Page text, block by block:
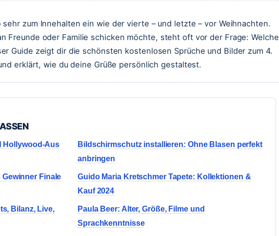
zum Innehalten ein wie der vierte – und letzte – vor Weihnachten.
Freunde oder Familie schicken möchte, steht oft vor der Frage: Welche
Guide zeigt dir die schönsten kostenlosen Sprüche und Bilder zum 4.
erklärt, wie du deine Grüße persönlich gestaltest.
Hollywood-Aus
Bildschirmschutz installieren: Ohne Blasen perfekt
anbringen
Gewinner Finale
Guido Maria Kretschmer Tapete: Kollektionen &
Kauf 2024
Bilanz, Live,
Paula Beer: Alter, Größe, Filme und
Sprachkenntnisse